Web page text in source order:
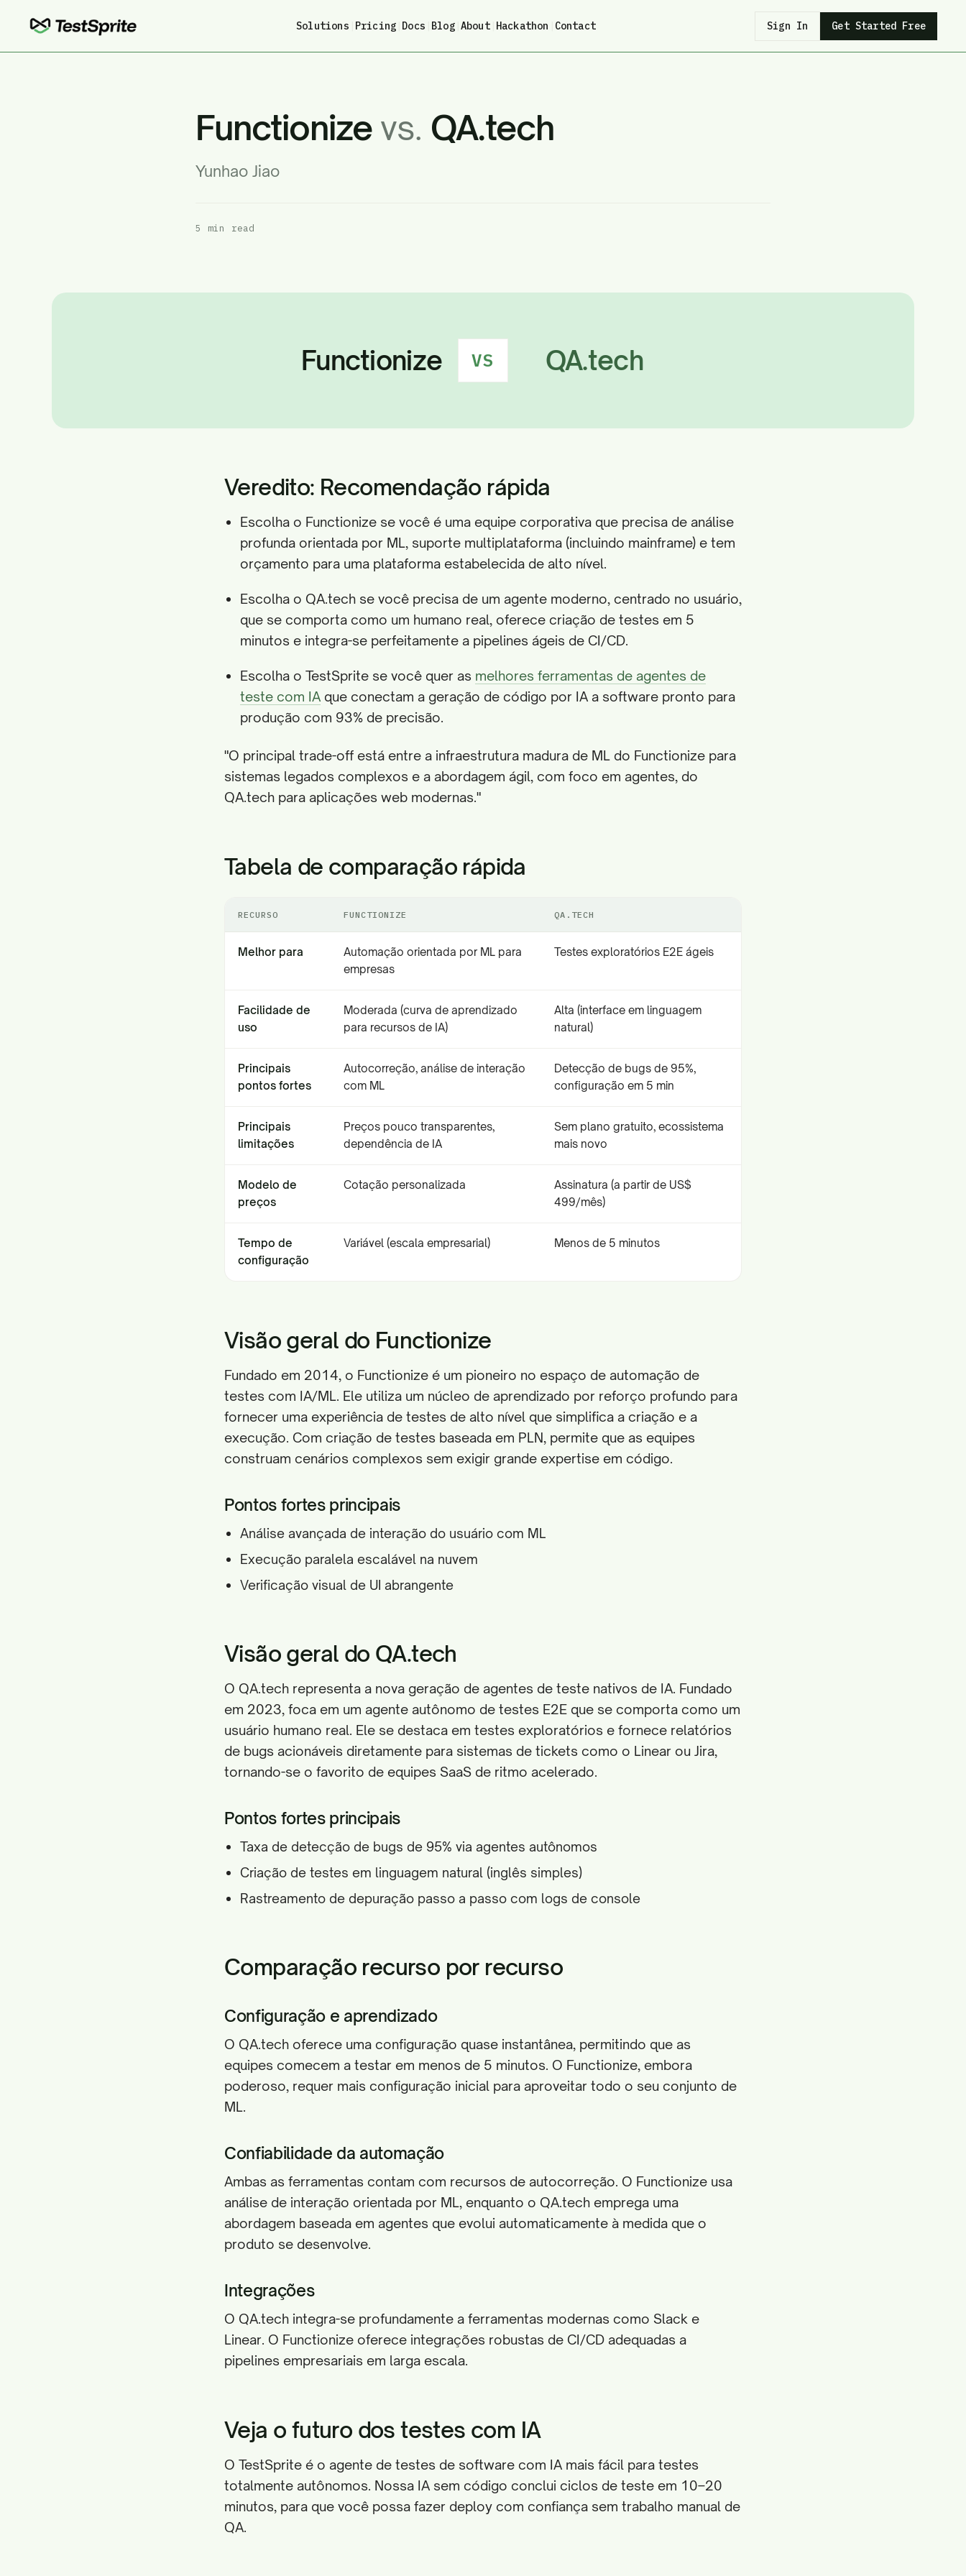
Solutions Pricing Docs Blog| About| Hackathon Contact Sign In Get Started Free
Functionize vs. QA.tech
Yunhao Jiao
5 min read
Functionize VS QA.tech
Veredito: Recomendação rápida
Escolha o Functionize se você é uma equipe corporativa que precisa de análise
profunda orientada por ML, suporte multiplataforma (incluindo mainframe) e tem
orçamento para uma plataforma estabelecida de alto nível.
Escolha o QA.tech se você precisa de um agente moderno, centrado no usuário,
que se comporta como um humano real, oferece criação de testes em 5
minutos e integra-se perfeitamente a pipelines ágeis de CI/CD.
Escolha o TestSprite se você quer as melhores ferramentas de agentes de
teste com IA que conectam a geração de código por IA a software pronto para
produção com 93% de precisão.
"O principal trade-off está entre a infraestrutura madura de ML do Functionize para
sistemas legados complexos e a abordagem ágil, com foco em agentes, do
QA.tech para aplicações web modernas."
Tabela de comparação rápida
RECURSO FUNCTIONIZE QA.TECH
Melhor para
Automação orientada por ML para
empresas
Testes exploratórios E2E ágeis
Facilidade de
uso
Moderada (curva de aprendizado
para recursos de IA)
Alta (interface em linguagem
natural)
Principais
pontos fortes
Autocorreção, análise de interação
com ML
Detecção de bugs de 95%,
configuração em 5 min
Principais
limitações
Preços pouco transparentes,
dependência de IA
Sem plano gratuito, ecossistema
mais novo
Modelo de
preços
Cotação personalizada
Assinatura (a partir de US$
499/mês)
Tempo de
configuração
Variável (escala empresarial) Menos de 5 minutos
Visão geral do Functionize
Fundado em 2014, o Functionize é um pioneiro no espaço de automação de
testes com IA/ML. Ele utiliza um núcleo de aprendizado por reforço profundo para
fornecer uma experiência de testes de alto nível que simplifica a criação e a
execução. Com criação de testes baseada em PLN, permite que as equipes
construam cenários complexos sem exigir grande expertise em código.
Pontos fortes principais
Análise avançada de interação do usuário com ML
Execução paralela escalável na nuvem
Verificação visual de UI abrangente
Visão geral do QA.tech
O QA.tech representa a nova geração de agentes de teste nativos de IA. Fundado
em 2023, foca em um agente autônomo de testes E2E que se comporta como um
usuário humano real. Ele se destaca em testes exploratórios e fornece relatórios
de bugs acionáveis diretamente para sistemas de tickets como o Linear ou Jira,
tornando-se o favorito de equipes SaaS de ritmo acelerado.
Pontos fortes principais
Taxa de detecção de bugs de 95% via agentes autônomos
Criação de testes em linguagem natural (inglês simples)
Rastreamento de depuração passo a passo com logs de console
Comparação recurso por recurso
Configuração e aprendizado
O QA.tech oferece uma configuração quase instantânea, permitindo que as
equipes comecem a testar em menos de 5 minutos. O Functionize, embora
poderoso, requer mais configuração inicial para aproveitar todo o seu conjunto de
ML.
Confiabilidade da automação
Ambas as ferramentas contam com recursos de autocorreção. O Functionize usa
análise de interação orientada por ML, enquanto o QA.tech emprega uma
abordagem baseada em agentes que evolui automaticamente à medida que o
produto se desenvolve.
Integrações
O QA.tech integra-se profundamente a ferramentas modernas como Slack e
Linear. O Functionize oferece integrações robustas de CI/CD adequadas a
pipelines empresariais em larga escala.
Veja o futuro dos testes com IA
O TestSprite é o agente de testes de software com IA mais fácil para testes
totalmente autônomos. Nossa IA sem código conclui ciclos de teste em 10–20
minutos, para que você possa fazer deploy com confiança sem trabalho manual de
QA.